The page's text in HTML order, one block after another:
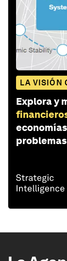
LA VISIÓN
Explora y